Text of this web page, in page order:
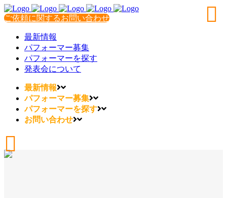
ご依頼に関するお問い合わせ
最新情報
パフォーマー募集
パフォーマーを探す
発表会について
最新情報
パフォーマー募集
パフォーマーを探す
お問い合わせ